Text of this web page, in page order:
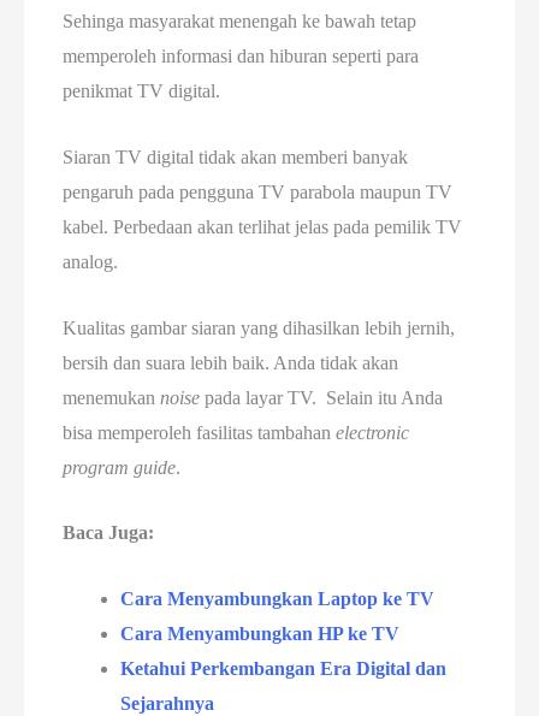
Sehinga masyarakat menengah ke bawah tetap
memperoleh informasi dan hiburan seperti para
penikmat TV digital.
Siaran TV digital tidak akan memberi banyak
pengaruh pada pengguna TV parabola maupun TV
kabel. Perbedaan akan terlihat jelas pada pemilik TV
analog.
Kualitas gambar siaran yang dihasilkan lebih jernih,
bersih dan suara lebih baik. Anda tidak akan
menemukan noise pada layar TV. Selain itu Anda
bisa memperoleh fasilitas tambahan electronic
program guide.
Baca Juga:
Cara Menyambungkan Laptop ke TV
Cara Menyambungkan HP ke TV
Ketahui Perkembangan Era Digital dan
Sejarahnya